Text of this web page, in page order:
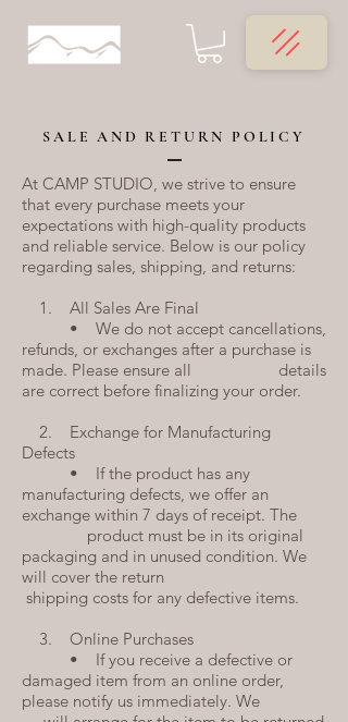
SALE AND RETURN POLICY
At CAMP STUDIO, we strive to ensure
that every purchase meets your
expectations with high-quality products
and reliable service. Below is our policy
regarding sales, shipping, and returns:
1. All Sales Are Final
• We do not accept cancellations,
refunds, or exchanges after a purchase is
made. Please ensure all details
are correct before finalizing your order.
2. Exchange for Manufacturing
Defects
• If the product has any
manufacturing defects, we offer an
exchange within 7 days of receipt. The
product must be in its original
packaging and in unused condition. We
will cover the return
shipping costs for any defective items.
3. Online Purchases
• If you receive a defective or
damaged item from an online order,
please notify us immediately. We